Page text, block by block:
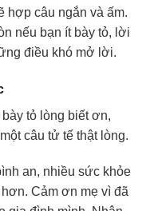
hợp câu ngắn và ấm.
nếu bạn ít bày tỏ, lời
điều khó mở lời.
tỏ lòng biết ơn,
câu tử tế thật lòng.
an, nhiều sức khỏe
Cảm ơn mẹ vì đã